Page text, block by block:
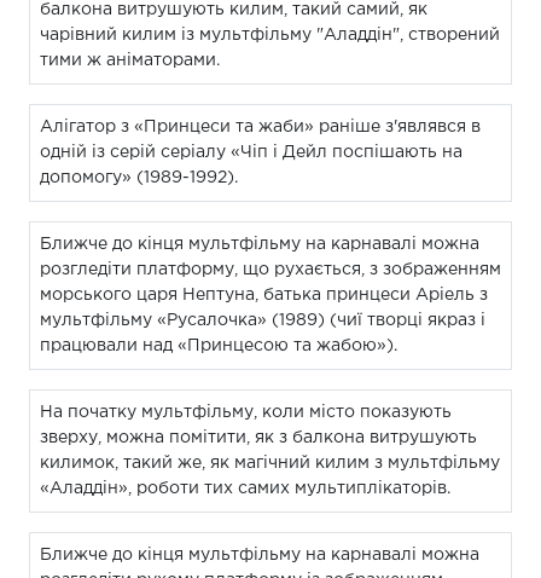
балкона витрушують килим, такий самий, як
чарівний килим із мультфільму "Аладдін", створений
тими ж аніматорами.
Алігатор з «Принцеси та жаби» раніше з'являвся в
одній із серій серіалу «Чіп і Дейл поспішають на
допомогу» (1989-1992).
Ближче до кінця мультфільму на карнавалі можна
розгледіти платформу, що рухається, з зображенням
морського царя Нептуна, батька принцеси Аріель з
мультфільму «Русалочка» (1989) (чиї творці якраз і
працювали над «Принцесою та жабою»).
На початку мультфільму, коли місто показують
зверху, можна помітити, як з балкона витрушують
килимок, такий же, як магічний килим з мультфільму
«Аладдін», роботи тих самих мультиплікаторів.
Ближче до кінця мультфільму на карнавалі можна